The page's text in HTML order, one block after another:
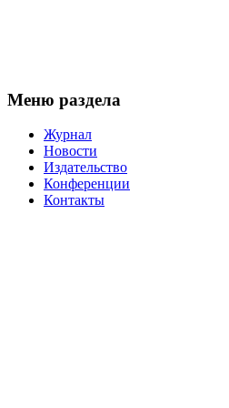
Меню раздела
Журнал
Новости
Издательство
Конференции
Контакты